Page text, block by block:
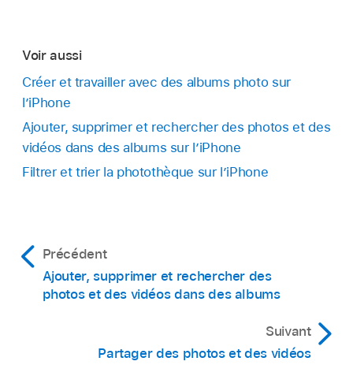
Voir aussi
Créer et travailler avec des albums photo sur
l’iPhone
Ajouter, supprimer et rechercher des photos et des
vidéos dans des albums sur l’iPhone
Filtrer et trier la photothèque sur l’iPhone
Précédent
Ajouter, supprimer et rechercher des
photos et des vidéos dans des albums
Suivant
Partager des photos et des vidéos